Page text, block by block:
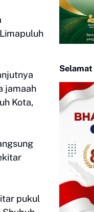
jamaah
Kota,
pukul